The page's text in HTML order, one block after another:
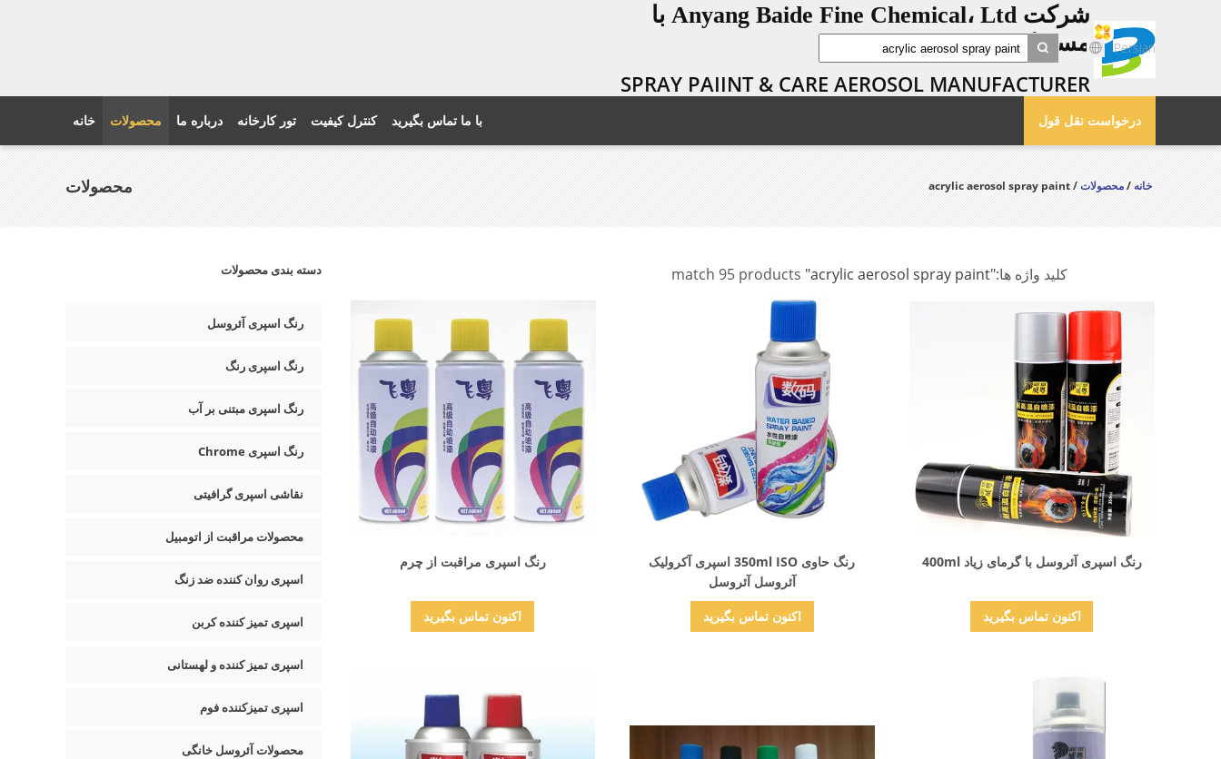
شرکت Anyang Baide Fine Chemical، Ltd با
مسئولیت محدود
SPRAY PAIINT & CARE AEROSOL MANUFACTURER
search
Persian
درخواست نقل قول خانه محصولات درباره ما تور کارخانه کنترل کیفیت با ما تماس بگیرید
محصولات خانه/محصولات/ acrylic aerosol spray paint
دسته بندی محصولات
رنگ اسپری آئروسل
رنگ اسپری رنگ
رنگ اسپری مبتنی بر آب
رنگ اسپری Chrome
نقاشی اسپری گرافیتی
محصولات مراقبت از اتومبیل
اسپری روان کننده ضد زنگ
اسپری تمیز کننده کربن
اسپری تمیز کننده و لهستانی
اسپری تمیزکننده فوم
محصولات آئروسل خانگی
کلید واژه ها:"acrylic aerosol spray paint"
رنگ اسپری مراقبت از چرم
اکنون تماس بگیرید
رنگ حاوی 350ml ISO اسپری آکرولیک
آئروسل آئروسل
اکنون تماس بگیرید
نمایش جزئیات
رنگ اسپری آئروسل با گرمای زیاد 400ml
اکنون تماس بگیرید